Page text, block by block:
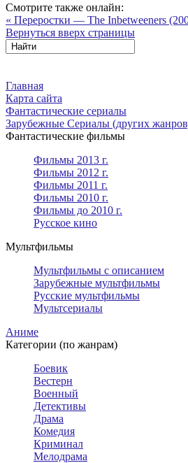
Смотрите также онлайн:
« Переростки — The Inbetweeners
Вернуться вверх страницы
Главная
Карта сайта
Фантастические сериалы
Зарубежные Сериалы (других
Фантастические фильмы
Фильмы 2013 г.
Фильмы 2012 г.
Фильмы 2011 г.
Фильмы 2010 г.
Фильмы до 2010 г.
Русское кино
Мультфильмы
Мультфильмы с описанием
Зарубежные мультфильмы
Русские мультфильмы
Мультсериалы
Аниме
Категории (по жанрам)
Боевик
Вестерн
Военный
Детективы
Драма
Комедия
Криминал
Мелодрама